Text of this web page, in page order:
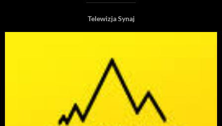
Telewizja Synaj